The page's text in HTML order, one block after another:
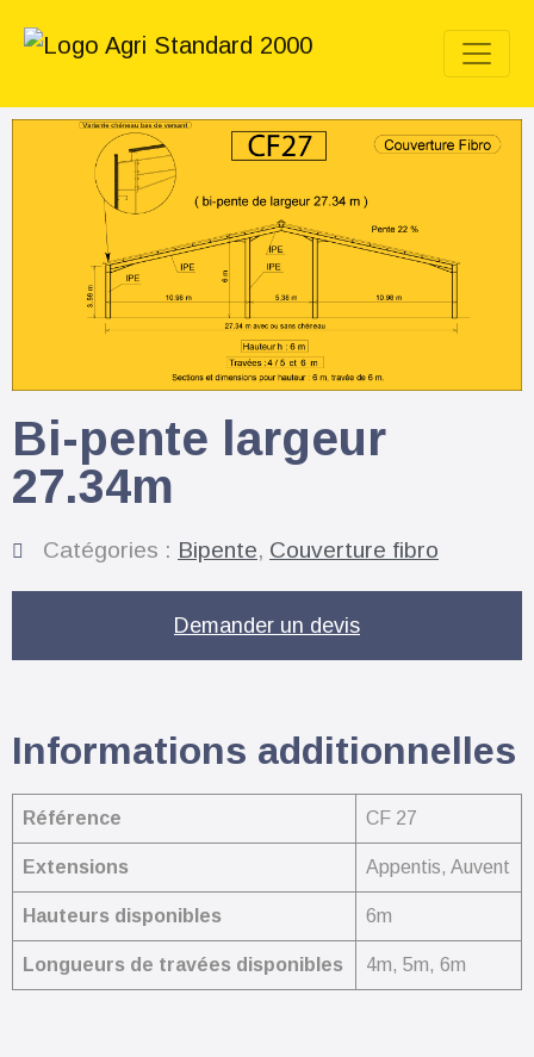
Bi-pente largeur
27.34m
Catégories : Bipente, Couverture fibro
Demander un devis
Informations additionnelles
Référence CF 27
Extensions Appentis, Auvent
Hauteurs disponibles 6m
Longueurs de travées disponibles 4m, 5m, 6m